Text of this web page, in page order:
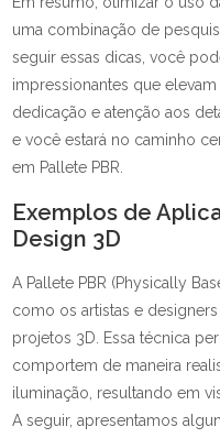
uma combinação de
seguir essas dicas, você
impressionantes que
dedicação e atenção aos
e você estará no caminho
em Pallete PBR.
Exemplos de
Design 3D
A Pallete PBR (Physically
como os artistas e
projetos 3D. Essa técnica
comportem de maneira
iluminação, resultando em
A seguir, apresentamos